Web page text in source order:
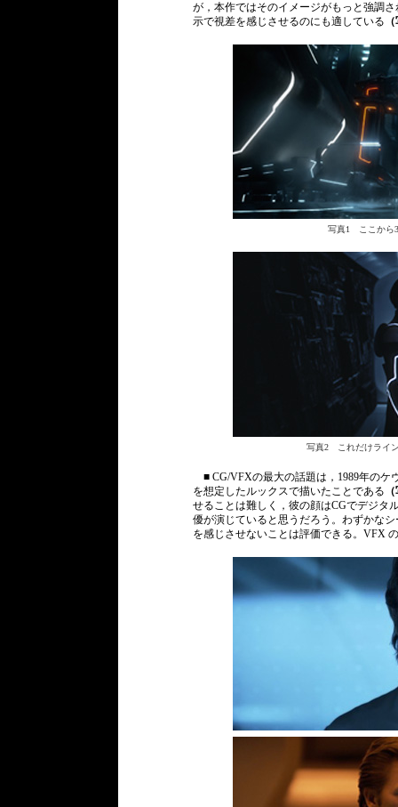
が，本作ではそのイメージがもっと強調
示で視差を感じさせるのにも適している
写真1 ここから
写真2 これだけライ
■ CG/VFXの最大の話題は，1989年のケ
を想定したルックスで描いたことである
せることは難しく，彼の顔はCGでデジタ
優が演じていると思うだろう。わずかな
を感じさせないことは評価できる。VFX